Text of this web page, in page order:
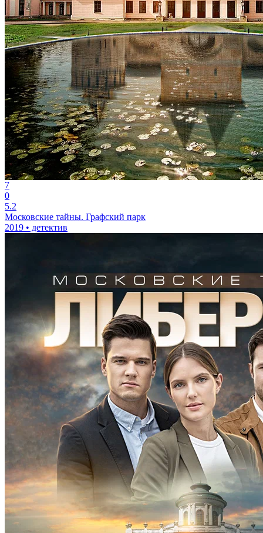
7
0
5.2
Московские тайны. Графский парк
2019 • детектив